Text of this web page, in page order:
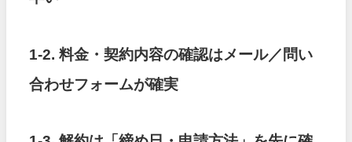
1-2. 料金・契約内容の確認はメール／問い
合わせフォームが確実